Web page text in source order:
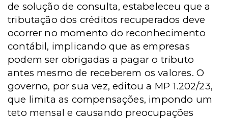
de solução de consulta, estabeleceu que a
tributação dos créditos recuperados deve
ocorrer no momento do reconhecimento
contábil, implicando que as empresas
podem ser obrigadas a pagar o tributo
antes mesmo de receberem os valores. O
governo, por sua vez, editou a MP 1.202/23,
que limita as compensações, impondo um
teto mensal e causando preocupações